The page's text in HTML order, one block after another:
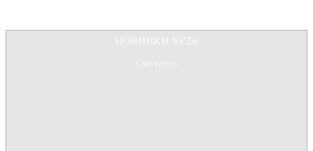
НОВИНКИ SS'26
Смотреть